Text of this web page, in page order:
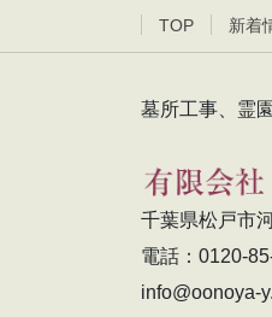
ゲ
ー
シ
ン
TOP 新着
墓所工事、霊
千葉県松戸市
電話：0120-
info@oonoya-